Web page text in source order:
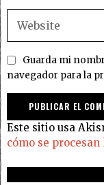
Guarda mi
navegador para la
Este sitio usa
cómo se